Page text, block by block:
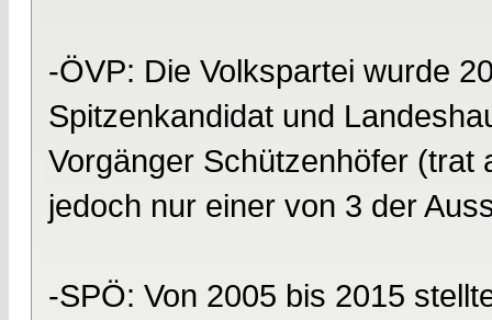
-ÖVP: Die Volkspartei wurde
Spitzenkandidat und
Vorgänger Schützenhöfer
jedoch nur einer von 3 der
-SPÖ: Von 2005 bis 2015